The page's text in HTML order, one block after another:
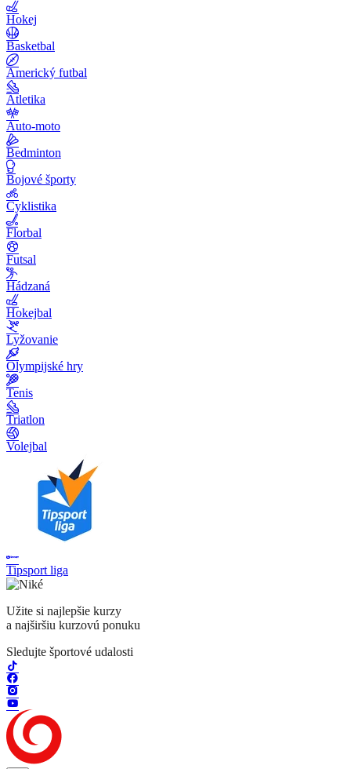
Hokej
Basketbal
Americký futbal
Atletika
Auto-moto
Bedminton
Bojové športy
Cyklistika
Florbal
Futsal
Hádzaná
Hokejbal
Lyžovanie
Olympijské hry
Tenis
Triatlon
Volejbal
Tipsport liga
Užite si najlepšie kurzy
a najširšiu kurzovú ponuku
Sledujte športové udalosti